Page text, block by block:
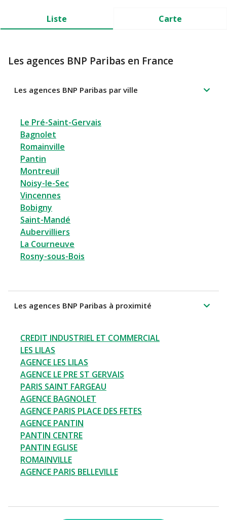
Liste Carte
Les agences BNP Paribas en France
Les agences BNP Paribas par ville
Le Pré-Saint-Gervais
Bagnolet
Romainville
Pantin
Montreuil
Noisy-le-Sec
Vincennes
Bobigny
Saint-Mandé
Aubervilliers
La Courneuve
Rosny-sous-Bois
Les agences BNP Paribas à proximité
CREDIT INDUSTRIEL ET COMMERCIAL
LES LILAS
AGENCE LES LILAS
AGENCE LE PRE ST GERVAIS
PARIS SAINT FARGEAU
AGENCE BAGNOLET
AGENCE PARIS PLACE DES FETES
AGENCE PANTIN
PANTIN CENTRE
PANTIN EGLISE
ROMAINVILLE
AGENCE PARIS BELLEVILLE